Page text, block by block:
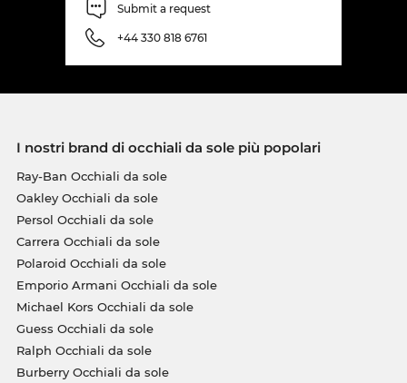
Submit a request
+44 330 818 6761
I nostri brand di occhiali da sole più popolari
Ray-Ban Occhiali da sole
Oakley Occhiali da sole
Persol Occhiali da sole
Carrera Occhiali da sole
Polaroid Occhiali da sole
Emporio Armani Occhiali da sole
Michael Kors Occhiali da sole
Guess Occhiali da sole
Ralph Occhiali da sole
Burberry Occhiali da sole